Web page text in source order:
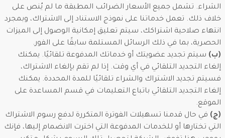
الشراء. تشمل جميع الأسعار الضرائب المطبقة ما لم يُنص على
خلاف ذلك. تعمل خدماتنا على نموذج الاستناد إلى الاشتراك، وبمجرد
انتهاء صلاحية اشتراكك، سيتم تعليق إمكانية الوصول إلى الميزات
الحصرية، بما في ذلك الرسائل المستلمة سابقًا على الفور.
(ب) سيتم تجديد عضويتك أو خدماتك المدفوعة تلقائيًا. يمكنك
إلغاء التجديد التلقائي في أي وقت. إذا لم تقم بإلغاء الاشتراك،
فسيتم تجديد الاشتراك والشراء تلقائيًا للمدة المحددة. يمكنك
إلغاء التجديد التلقائي باتباع التعليمات في قسم المساعدة على
الموقع.
(ج) في حال قدمنا تسهيلات الفوترة المتكررة لدفع رسوم الاشتراك
التي تختارها أو للخدمات المدفوعة التي اخترت الانضمام إليها، فإنك